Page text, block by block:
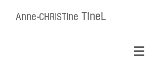
Anne-CHRISTIne TIneL